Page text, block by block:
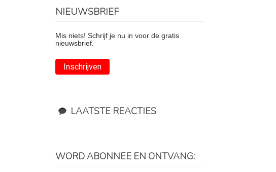
NIEUWSBRIEF
Mis niets! Schrijf je nu in voor de gratis
nieuwsbrief.
Inschrijven
LAATSTE REACTIES
WORD ABONNEE EN ONTVANG: